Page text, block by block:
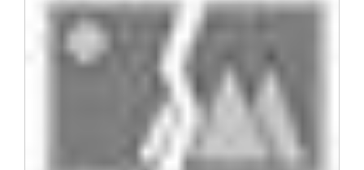
兴趣群体
捐赠方法
我要订阅
清华故事
校友文苑
终身学习
三创大赛
会长致辞